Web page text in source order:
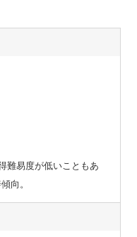
きます。
てくれる新しい仲間を
的なアドバンテージ
ープの強固な基盤と世
られています。
ット「Green Beans」
難易度が低いこともあ
向。